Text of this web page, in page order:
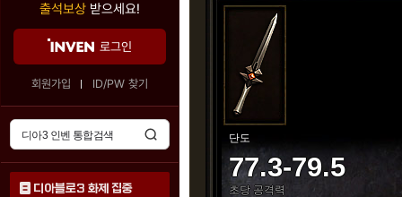
출석보상 받으세요!
로그인
회원가입 ID/PW 찾기
디아블로3 화제 집중
단도
77.3-79.5
초당 공격력